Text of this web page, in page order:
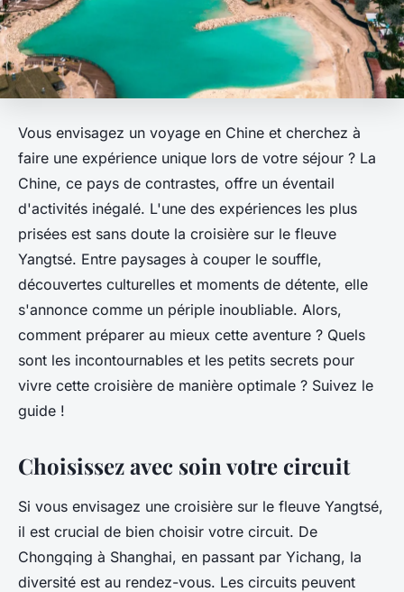
Vous envisagez un voyage en Chine et cherchez à
faire une expérience unique lors de votre séjour ? La
Chine, ce pays de contrastes, offre un éventail
d'activités inégalé. L'une des expériences les plus
prisées est sans doute la croisière sur le fleuve
Yangtsé. Entre paysages à couper le souffle,
découvertes culturelles et moments de détente, elle
s'annonce comme un périple inoubliable. Alors,
comment préparer au mieux cette aventure ? Quels
sont les incontournables et les petits secrets pour
vivre cette croisière de manière optimale ? Suivez le
guide !
Choisissez avec soin votre circuit
Si vous envisagez une croisière sur le fleuve Yangtsé,
il est crucial de bien choisir votre circuit. De
Chongqing à Shanghai, en passant par Yichang, la
diversité est au rendez-vous. Les circuits peuvent